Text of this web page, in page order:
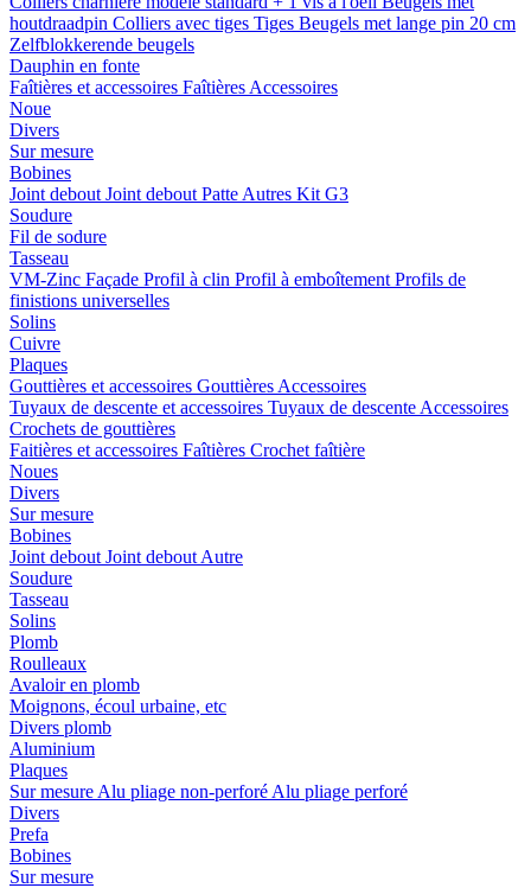
houtdraadpin Colliers avec tiges Tiges Beugels met lange pin 20 cm
Zelfblokkerende beugels
Dauphin en fonte
Faîtières et accessoires Faîtières Accessoires
Noue
Divers
Sur mesure
Bobines
Joint debout Joint debout Patte Autres Kit G3
Soudure
Fil de sodure
Tasseau
VM-Zinc Façade Profil à clin Profil à emboîtement Profils de
finistions universelles
Solins
Cuivre
Plaques
Gouttières et accessoires Gouttières Accessoires
Tuyaux de descente et accessoires Tuyaux de descente Accessoires
Crochets de gouttières
Faitières et accessoires Faîtières Crochet faîtière
Noues
Divers
Sur mesure
Bobines
Joint debout Joint debout Autre
Soudure
Tasseau
Solins
Plomb
Roulleaux
Avaloir en plomb
Moignons, écoul urbaine, etc
Divers plomb
Aluminium
Plaques
Sur mesure Alu pliage non-perforé Alu pliage perforé
Divers
Prefa
Bobines
Sur mesure